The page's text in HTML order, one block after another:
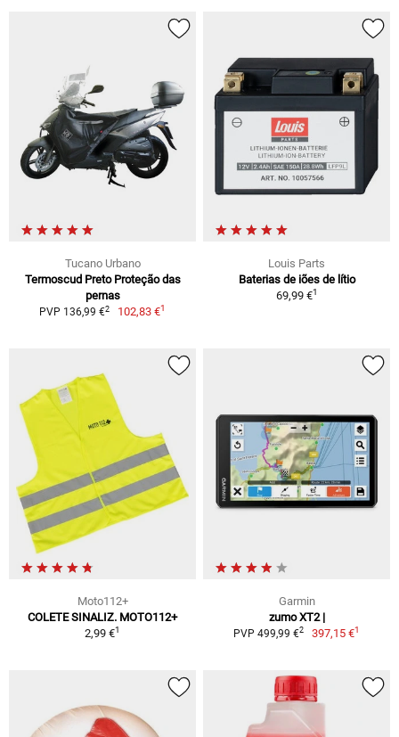
Tucano Urbano
Termoscud Preto Proteção das
pernas
PVP 136,99 €2 102,83 €1
Louis Parts
Baterias de iões de lítio
69,99 €1
Moto112+
COLETE SINALIZ. MOTO112+
2,99 €1
Garmin
zumo XT2 |
PVP 499,99 €2 397,15 €1